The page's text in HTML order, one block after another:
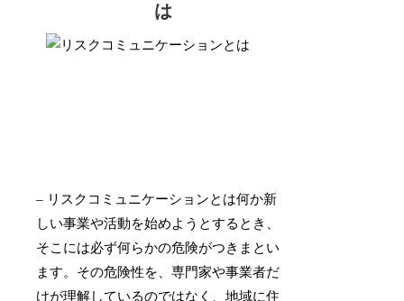
は
– リスクコミュニケーションとは何か新
しい事業や活動を始めようとするとき、
そこには必ず何らかの危険がつきまとい
ます。その危険性を、専門家や事業者だ
けが理解しているのではなく、地域に住